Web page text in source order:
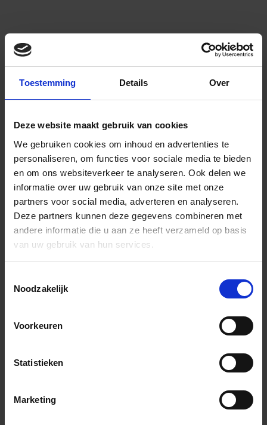
Toestemming Details Over
Deze website maakt gebruik van cookies
We gebruiken cookies om inhoud en advertenties te
personaliseren, om functies voor sociale media te bieden
en om ons websiteverkeer te analyseren. Ook delen we
informatie over uw gebruik van onze site met onze
partners voor social media, adverteren en analyseren.
Deze partners kunnen deze gegevens combineren met
andere informatie die u aan ze heeft verzameld op basis
van uw gebruik van hun services.
Noodzakelijk
Voorkeuren
Statistieken
Marketing